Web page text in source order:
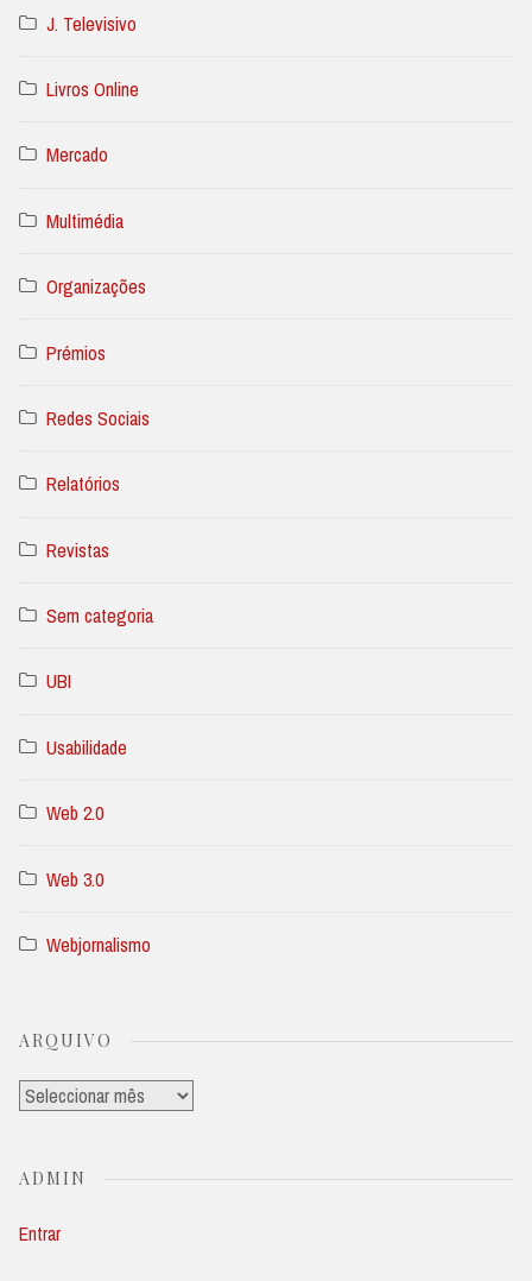
J. Televisivo
Livros Online
Mercado
Multimédia
Organizações
Prémios
Redes Sociais
Relatórios
Revistas
Sem categoria
UBI
Usabilidade
Web 2.0
Web 3.0
Webjornalismo
ARQUIVO
Arquivo
ADMIN
Entrar